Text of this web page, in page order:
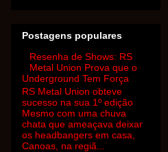
Postagens populares
Resenha de Shows: RS
Metal Union Prova que o
Underground Tem Força
RS Metal Union obteve
sucesso na sua 1º edição
Mesmo com uma chuva
chata que ameaçava deixar
os headbangers em casa,
Canoas, na regiã...